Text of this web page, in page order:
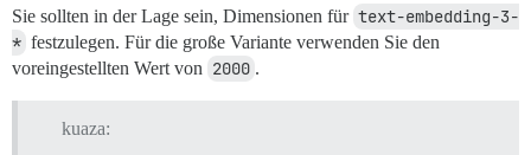
Sie sollten in der Lage sein, Dimensionen für text-embedding-3-
* festzulegen. Für die große Variante verwenden Sie den
voreingestellten Wert von 2000 .
kuaza: